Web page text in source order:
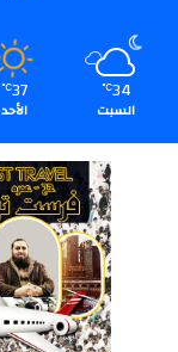
34
℃
السبت
37
℃
الأحد